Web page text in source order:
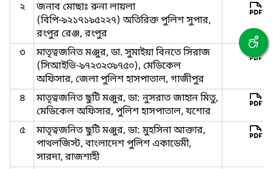
২
জনাব মোছাঃ রুনা লায়লা
(বিপি-৯২১৭১৯৫২২৭) অতিরিক্ত পুলিশ সুপার,
রংপুর রেঞ্জ, রংপুর
৩
মাতৃত্বজনিত মঞ্জুর, ডা. সুমাইয়া বিনতে সিরাজ
(সিআইভি-৯৭২৩২৩৯৭৫০), মেডিকেল
অফিসার, জেলা পুলিশ হাসপাতাল, গাজীপুর
৪
মাতৃত্বজনিত ছুটি মঞ্জুর, ডা: নুসরাত জাহান মিতু,
মেডিকেল অফিসার, পুলিশ হাসপাতাল, যশোর
৫
মাতৃত্বজনিত ছুটি মঞ্জুর, ডা: মুহসিনা আক্তার,
পাথলজিস্ট, বাংলাদেশ পুলিশ একাডেমী,
সারদা, রাজশাহী